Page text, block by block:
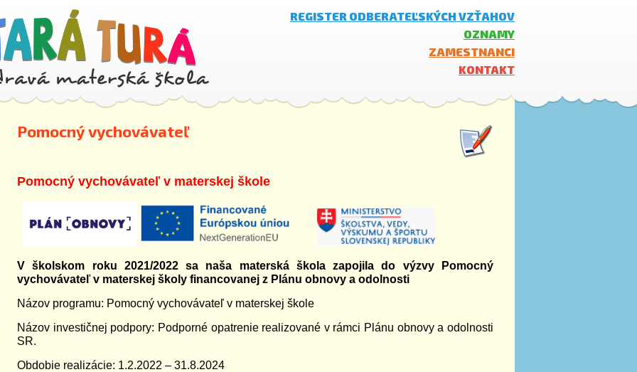
REGISTER ODBERATEĽSKÝCH VZŤAHOV
OZNAMY
ZAMESTNANCI
KONTAKT
Pomocný vychovávateľ
Pomocný vychovávateľ v materskej škole
V školskom roku 2021/2022 sa naša materská škola zapojila do výzvy Pomocný
vychovávateľ v materskej školy financovanej z Plánu obnovy a odolnosti
Názov programu: Pomocný vychovávateľ v materskej škole
Názov investičnej podpory: Podporné opatrenie realizované v rámci Plánu obnovy a odolnosti
SR.
Obdobie realizácie: 1.2.2022 – 31.8.2024